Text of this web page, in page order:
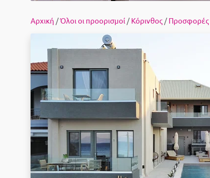
Αρχική /Όλοι οι προορισμοί / Κόρινθος / Προσφορές